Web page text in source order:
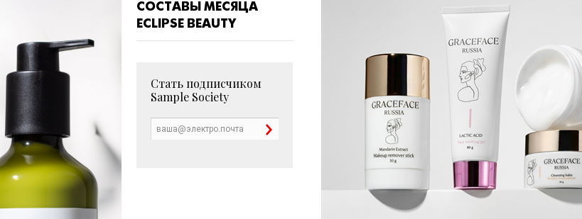
СОСТАВЫ МЕСЯЦА
ECLIPSE BEAUTY
Стать подписчиком
Sample Society